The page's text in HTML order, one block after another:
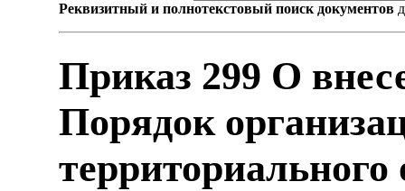
Реквизитный и полнотекстовый поиск документов
Приказ 299 О
Порядок